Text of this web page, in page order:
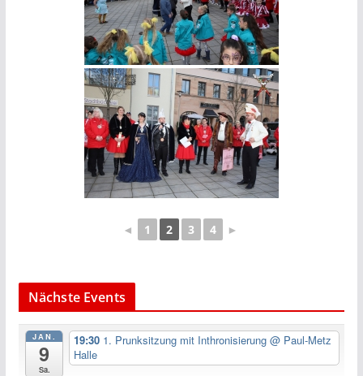
◄ 1 2 3 4 ►
Nächste Events
JAN.
9
Sa.
19:30 1. Prunksitzung mit Inthronisierung@ Paul-Metz
Halle